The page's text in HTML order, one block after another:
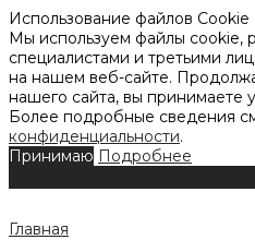
Использование файлов Cookie
Мы используем файлы cookie,
специалистами и третьими
на нашем веб-сайте.
нашего сайта, вы принимаете
Более подробные сведения
конфиденциальности.
Принимаю Подробнее
Главная